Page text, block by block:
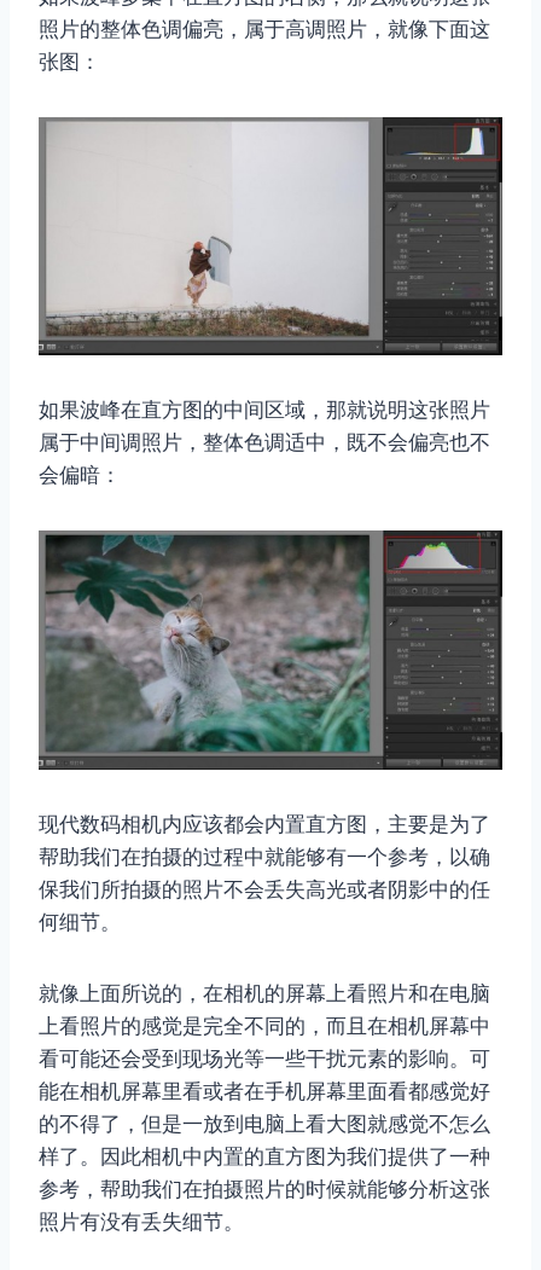
照片的整体色调偏亮，属于高调照片，就像下面这
张图：
如果波峰在直方图的中间区域，那就说明这张照片
属于中间调照片，整体色调适中，既不会偏亮也不
会偏暗：
现代数码相机内应该都会内置直方图，主要是为了
帮助我们在拍摄的过程中就能够有一个参考，以确
保我们所拍摄的照片不会丢失高光或者阴影中的任
何细节。
就像上面所说的，在相机的屏幕上看照片和在电脑
上看照片的感觉是完全不同的，而且在相机屏幕中
看可能还会受到现场光等一些干扰元素的影响。可
能在相机屏幕里看或者在手机屏幕里面看都感觉好
的不得了，但是一放到电脑上看大图就感觉不怎么
样了。因此相机中内置的直方图为我们提供了一种
参考，帮助我们在拍摄照片的时候就能够分析这张
照片有没有丢失细节。